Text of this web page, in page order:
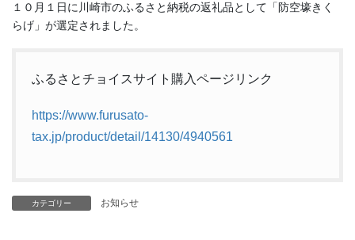
１０月１日に川崎市のふるさと納税の返礼品として「防空壕きく
らげ」が選定されました。
ふるさとチョイスサイト購入ページリンク
https://www.furusato-
tax.jp/product/detail/14130/4940561
カテゴリー お知らせ